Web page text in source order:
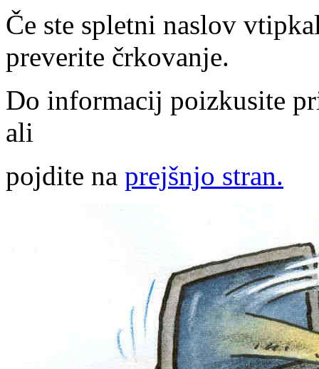
Če ste spletni naslov
preverite črkovanje.
Do informacij poizkusite
ali
pojdite na prejšnjo stran.